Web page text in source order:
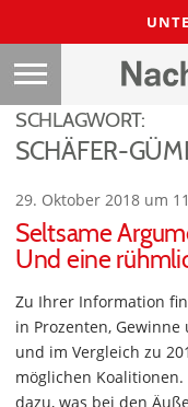
SCHLAGWORT:
SCHÄFER-
29. Oktober 2018 um
Seltsame
Und eine
Zu Ihrer Information
in Prozenten,
und im Vergleich zu
möglichen
dazu, was bei den